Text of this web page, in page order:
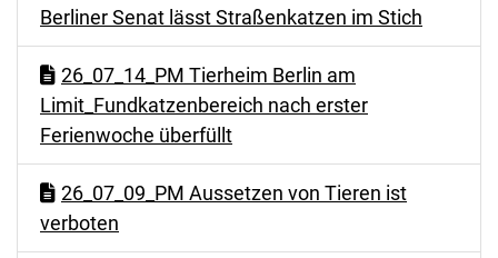
Berliner Senat lässt Straßenkatzen im Stich
26_07_14_PM Tierheim Berlin am
Limit_Fundkatzenbereich nach erster
Ferienwoche überfüllt
26_07_09_PM Aussetzen von Tieren ist
verboten